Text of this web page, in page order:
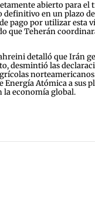
abierto para
en un plazo
pago por utilizar esta
que Teherán
detalló que Irán
desmintió las
Atómica a sus
la economía global.